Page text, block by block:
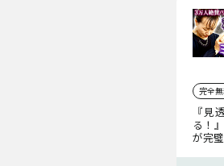
完全
『見
る！
が完